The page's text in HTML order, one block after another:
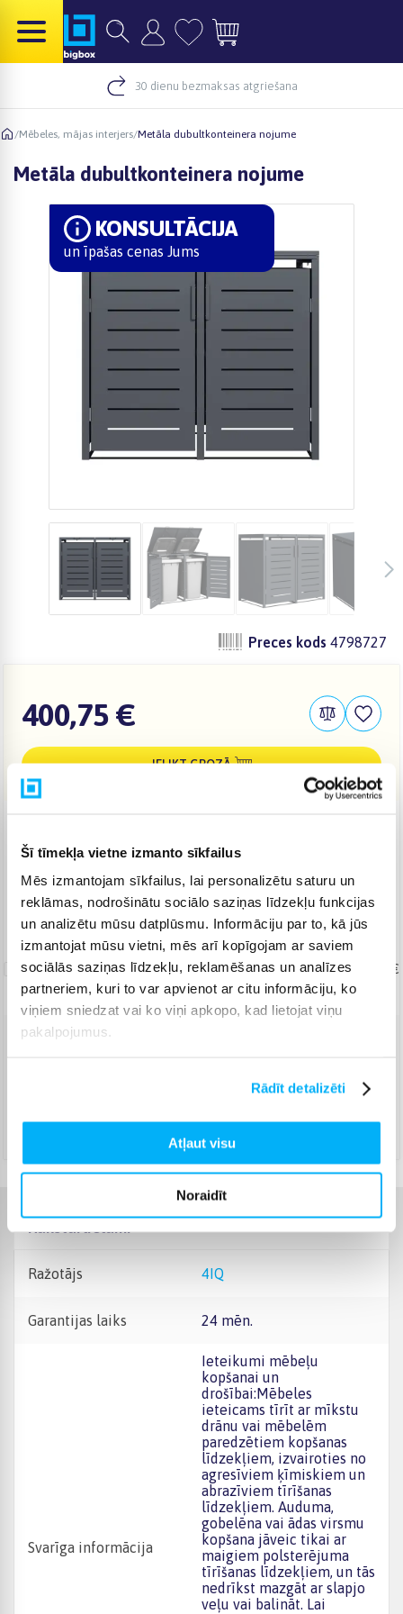
Šī tīmekļa vietne izmanto sīkfailus
Mēs izmantojam sīkfailus, lai personalizētu saturu un
reklāmas, nodrošinātu sociālo saziņas līdzekļu funkcijas
un analizētu mūsu datplūsmu. Informāciju par to, kā jūs
izmantojat mūsu vietni, mēs arī kopīgojam ar saviem
sociālās saziņas līdzekļu, reklamēšanas un analīzes
partneriem, kuri to var apvienot ar citu informāciju, ko
viņiem sniedzat vai ko viņi apkopo, kad lietojat viņu
pakalpojumus.
Rādīt detalizēti
Atļaut visu
Noraidīt
30 dienu bezmaksas atgriešana
/Mēbeles, mājas interjers/Metāla dubultkonteinera nojume
Metāla dubultkonteinera nojume
KONSULTĀCIJA
un īpašas cenas Jums
Preces kods 4798727
400,75 €
IELIKT GROZĀ
Saņem konsultāciju un īpašu cenu
KONSULTĀCIJA un īpašas cenas Jums
Norēķinieties bez papildmaksas 6 mēn.
Uznešanas/izkraušanas
pakalpojums
19,99 €
Augusts 10d. - Augusts 12d.
Ražotājs 4IQ
Garantijas laiks 24 mēn.
Svarīga informācija
Ieteikumi mēbeļu
kopšanai un
drošībai:Mēbeles
ieteicams tīrīt ar mīkstu
drānu vai mēbelēm
paredzētiem kopšanas
līdzekļiem, izvairoties no
agresīviem ķīmiskiem un
abrazīviem tīrīšanas
līdzekļiem. Auduma,
gobelēna vai ādas virsmu
kopšana jāveic tikai ar
maigiem polsterējuma
tīrīšanas līdzekļiem, un tās
nedrīkst mazgāt ar slapjo
veļu vai balināt. Lai